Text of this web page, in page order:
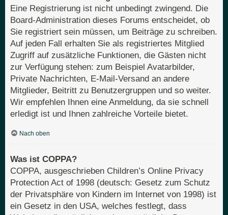
Eine Registrierung ist nicht unbedingt zwingend. Die
Board-Administration dieses Forums entscheidet, ob
Sie registriert sein müssen, um Beiträge zu schreiben.
Auf jeden Fall erhalten Sie als registriertes Mitglied
Zugriff auf zusätzliche Funktionen, die Gästen nicht
zur Verfügung stehen: zum Beispiel Avatarbilder,
Private Nachrichten, E-Mail-Versand an andere
Mitglieder, Beitritt zu Benutzergruppen und so weiter.
Wir empfehlen Ihnen eine Anmeldung, da sie schnell
erledigt ist und Ihnen zahlreiche Vorteile bietet.
Nach oben
Was ist COPPA?
COPPA, ausgeschrieben Children’s Online Privacy
Protection Act of 1998 (deutsch: Gesetz zum Schutz
der Privatsphäre von Kindern im Internet von 1998) ist
ein Gesetz in den USA, welches festlegt, dass